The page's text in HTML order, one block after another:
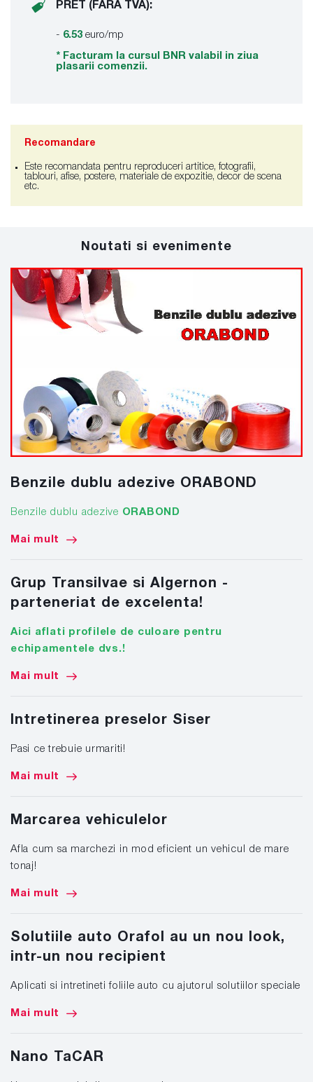
PRET (FARA TVA):
- 6.53 euro/mp
* Facturam la cursul BNR valabil in ziua
plasarii comenzii.
Recomandare
Este recomandata pentru reproduceri artitice, fotografii,
tablouri, afise, postere, materiale de expozitie, decor de scena
etc.
Noutati si evenimente
Benzile dublu adezive ORABOND
Benzile dublu adezive ORABOND
Mai mult
Grup Transilvae si Algernon -
parteneriat de excelenta!
Aici aflati profilele de culoare pentru
echipamentele dvs.!
Mai mult
Intretinerea preselor Siser
Pasi ce trebuie urmariti!
Mai mult
Marcarea vehiculelor
Afla cum sa marchezi in mod eficient un vehicul de mare
tonaj!
Mai mult
Solutiile auto Orafol au un nou look,
intr-un nou recipient
Aplicati si intretineti foliile auto cu ajutorul solutiilor speciale
Mai mult
Nano TaCAR